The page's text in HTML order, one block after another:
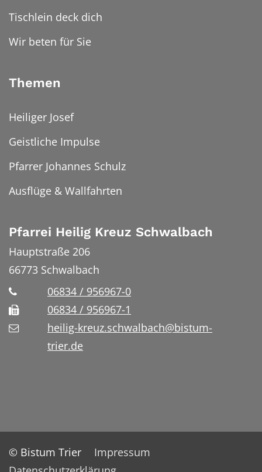
Tischlein deck dich
Wir beten für Sie
Themen
Heiliger Josef
Geistliche Impulse
Pfarrer Johannes Schulz
Ausflüge & Wallfahrten
Pfarrei Heilig Kreuz Schwalbach
Hauptstraße 206
66773 Schwalbach
06834 / 956967-0
06834 / 956967-1
heilig-kreuz.schwalbach@bistum-
trier.de
© Bistum Trier
Impressum